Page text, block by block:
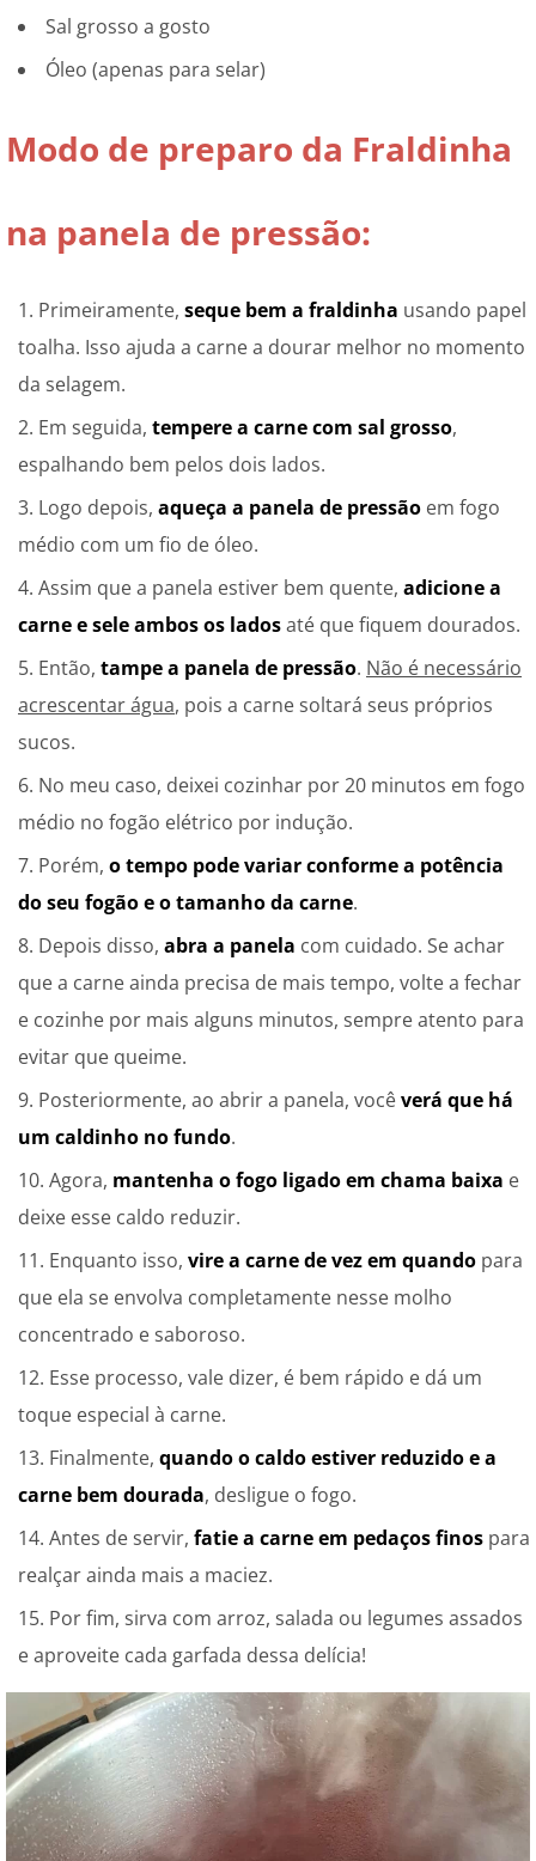
Sal grosso a gosto
Óleo (apenas para selar)
Modo de preparo da Fraldinha
na panela de pressão:
Primeiramente, seque bem a fraldinha usando papel
toalha. Isso ajuda a carne a dourar melhor no momento
da selagem.
Em seguida, tempere a carne com sal grosso,
espalhando bem pelos dois lados.
Logo depois, aqueça a panela de pressão em fogo
médio com um fio de óleo.
Assim que a panela estiver bem quente, adicione a
carne e sele ambos os ladosaté que fiquem dourados.
Então, tampe a panela de pressão. Não é necessário
acrescentar água, pois a carne soltará seus próprios
sucos.
No meu caso, deixei cozinhar por 20 minutos em fogo
médio no fogão elétrico por indução.
Porém, o tempo pode variar conforme a potência
do seu fogão e o tamanho da carne.
Depois disso, abra a panela com cuidado. Se achar
que a carne ainda precisa de mais tempo, volte a fechar
e cozinhe por mais alguns minutos, sempre atento para
evitar que queime.
Posteriormente, ao abrir a panela, vocêverá que há
um caldinho no fundo.
Agora, mantenha o fogo ligado em chama baixa e
deixe esse caldo reduzir.
Enquanto isso, vire a carne de vez em quando para
que ela se envolva completamente nesse molho
concentrado e saboroso.
Esse processo, vale dizer, é bem rápido e dá um
toque especial à carne.
Finalmente, quando o caldo estiver reduzido e a
carne bem dourada, desligue o fogo.
Antes de servir, fatie a carne em pedaços finos para
realçar ainda mais a maciez.
Por fim, sirva com arroz, salada ou legumes assados
e aproveite cada garfada dessa delícia!